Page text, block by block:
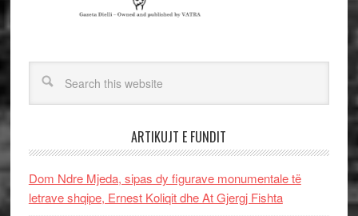
ARTIKUJT E FUNDIT
Dom Ndre Mjeda, sipas dy figurave monumentale të
letrave shqipe, Ernest Koliqit dhe At Gjergj Fishta